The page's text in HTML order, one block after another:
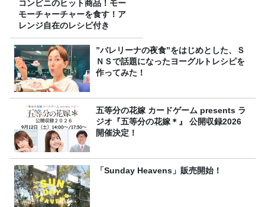
コンビニのヒット商品！モー
モーチャーチャーを食す！ア
レンジ自在のレシピ付き
”バレリーナの夜食”をはじめとした、Ｓ
ＮＳで話題になったヨーグルトレシピを
作ってみた！
五等分の花嫁 カードゲーム presents ラ
ジオ『五等分の花嫁＊』 公開収録2026
開催決定！
「Sunday Heavens」販売開始！